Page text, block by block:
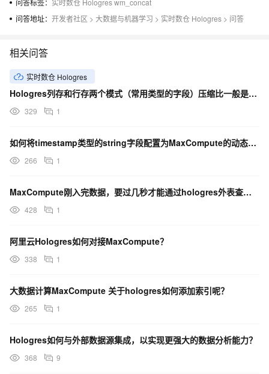
问答标签： 实时数仓 Hologres wm_concat
问答地址： 开发者社区 > 大数据与机器学习 > 实时数仓 Hologres > 问答
相关问答
实时数仓 Hologres
Hologres列存和行存两个模式（常用类型的字段）压缩比一般是多少？
329 1
如何将timestamp类型的string字段配置为MaxCompute的动态分区字段？
266 1
MaxCompute刚入完数据，要过几秒才能通过hologres外表查询到数据
428 1
阿里云Hologres如何对接MaxCompute？
338 1
大数据计算MaxCompute 关于hologres如何添加索引呢？
265 1
Hologres如何与外部数据源集成，以实现更强大的数据分析能力？
368 9